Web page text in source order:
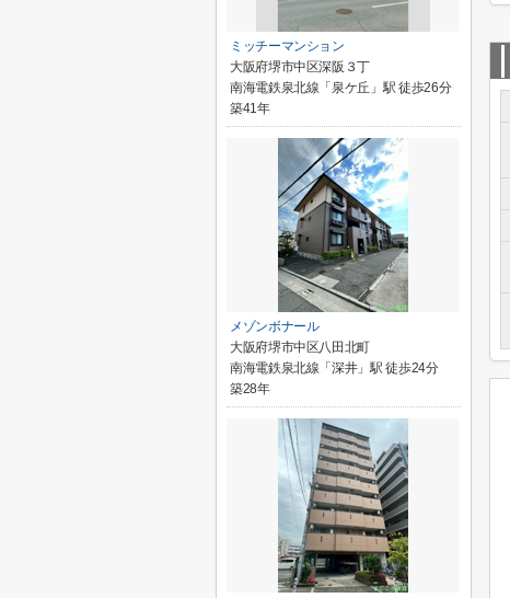
ミッチーマンション
大阪府堺市中区深阪３丁
南海電鉄泉北線「泉ケ丘」駅 徒歩26分
築41年
メゾンボナール
大阪府堺市中区八田北町
南海電鉄泉北線「深井」駅 徒歩24分
築28年